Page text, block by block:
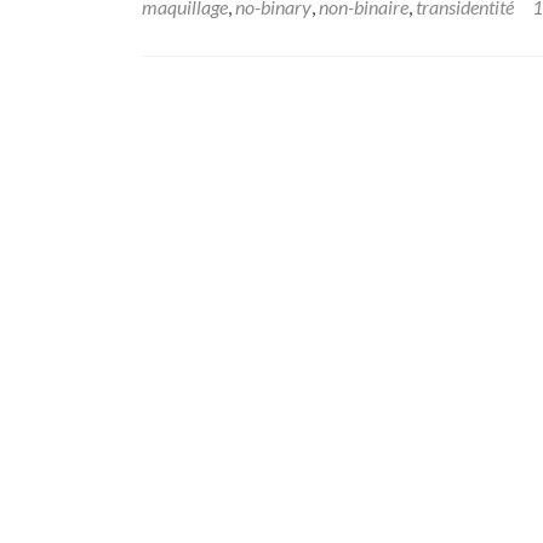
maquillage,no-binary,non-binaire, transidentité